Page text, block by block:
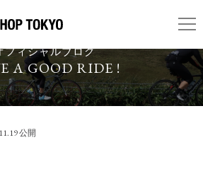
フィシャルブログ
A GOOD RIDE !
公開